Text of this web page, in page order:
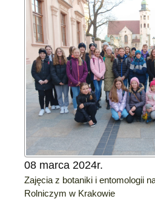
08 marca 2024r.
Zajęcia z botaniki i entomologii
Rolniczym w Krakowie